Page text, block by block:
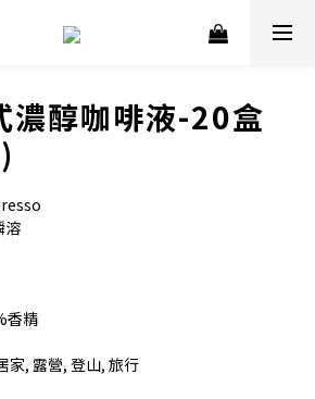
濃醇咖啡液-20盒
溶
香精
家, 露營, 登山, 旅行